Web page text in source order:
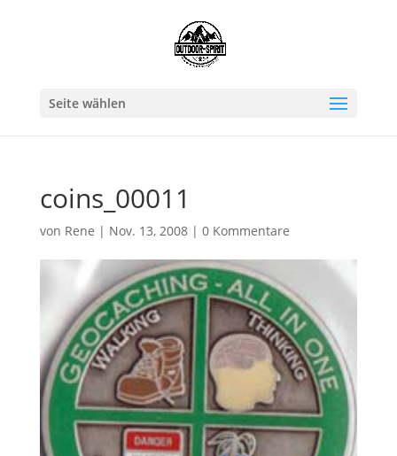
Seite wählen
coins_00011
von Rene | Nov. 13, 2008| 0 Kommentare